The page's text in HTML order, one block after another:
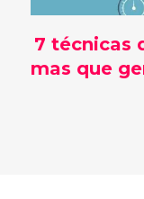
7 técnicas
mas que